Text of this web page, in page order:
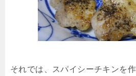
それでは、スパイシーチキンを